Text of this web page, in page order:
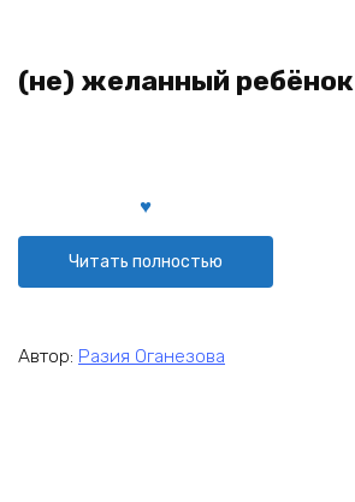
(не) желанный ребёнок
Читать полностью
Автор: Разия Оганезова